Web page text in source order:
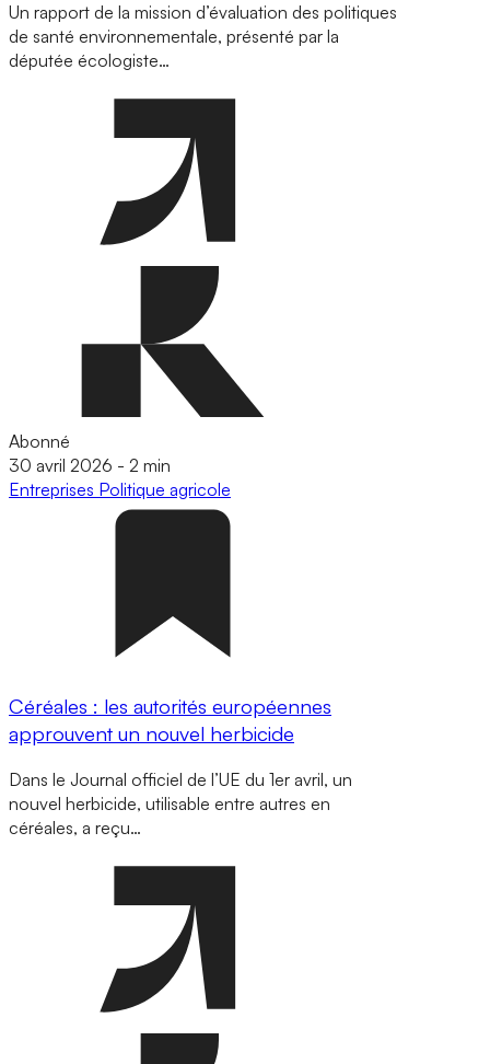
Un rapport de la mission d’évaluation des politiques
de santé environnementale, présenté par la
députée écologiste…
Abonné
30 avril 2026 - 2 min
Entreprises Politique agricole
Céréales : les autorités européennes
approuvent un nouvel herbicide
Dans le Journal officiel de l’UE du 1er avril, un
nouvel herbicide, utilisable entre autres en
céréales, a reçu…